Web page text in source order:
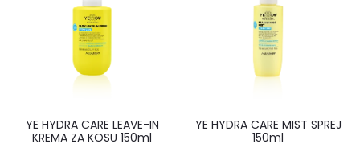
YE HYDRA CARE LEAVE-IN
KREMA ZA KOSU 150ml
YE HYDRA CARE MIST SPREJ
150ml